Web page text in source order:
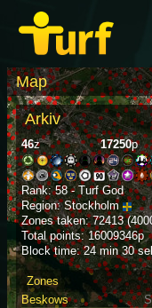
Map
Arkiv
46z 17250p
Rank: 58 - Turf God
Region: Stockholm
Zones taken: 72413
Total points: 16009346p
Block time: 24 min 30
Zones
Beskows